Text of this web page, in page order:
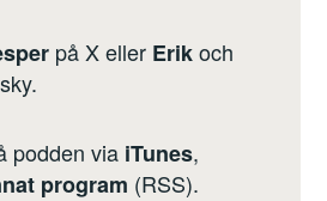
på X eller Erikoch
podden via iTunes,
program (RSS).